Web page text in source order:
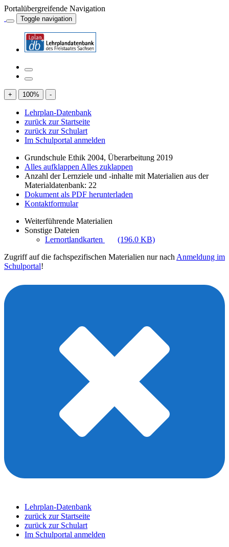
Portalübergreifende Navigation
Toggle navigation
+ 100% -
Lehrplan-Datenbank
zurück zur Startseite
zurück zur Schulart
Im Schulportal anmelden
Grundschule Ethik 2004, Überarbeitung 2019
Alles aufklappen Alles zuklappen
Anzahl der Lernziele und -inhalte mit Materialien aus der
Materialdatenbank: 22
Dokument als PDF herunterladen
Kontaktformular
Weiterführende Materialien
Sonstige Dateien
Lernortlandkarten
(196.0 KB)
Zugriff auf die fachspezifischen Materialien nur nach Anmeldung im
Schulportal!
Lehrplan-Datenbank
zurück zur Startseite
zurück zur Schulart
Im Schulportal anmelden